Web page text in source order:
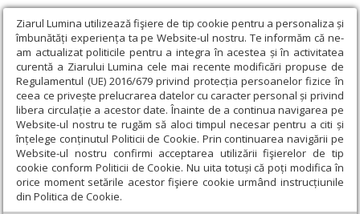
Ziarul Lumina utilizează fişiere de tip cookie pentru a personaliza și
îmbunătăți experiența ta pe Website-ul nostru. Te informăm că ne-
am actualizat politicile pentru a integra în acestea și în activitatea
curentă a Ziarului Lumina cele mai recente modificări propuse de
Regulamentul (UE) 2016/679 privind protecția persoanelor fizice în
ceea ce privește prelucrarea datelor cu caracter personal și privind
libera circulație a acestor date. Înainte de a continua navigarea pe
Website-ul nostru te rugăm să aloci timpul necesar pentru a citi și
înțelege conținutul Politicii de Cookie. Prin continuarea navigării pe
Website-ul nostru confirmi acceptarea utilizării fişierelor de tip
cookie conform Politicii de Cookie. Nu uita totuși că poți modifica în
orice moment setările acestor fişiere cookie urmând instrucțiunile
din Politica de Cookie.
Ziarul Lumina › Actualitate religioasă › An omagial › Patriarhul
Justinian Marina şi Muntele Athos
Patriarhul Justinian Marina şi Muntele
Athos